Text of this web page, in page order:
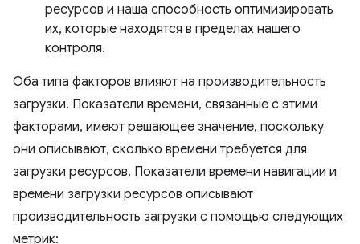
ресурсов и наша способность оптимизировать
их, которые находятся в пределах нашего
контроля.
Оба типа факторов влияют на производительность
загрузки. Показатели времени, связанные с этими
факторами, имеют решающее значение, поскольку
они описывают, сколько времени требуется для
загрузки ресурсов. Показатели времени навигации и
времени загрузки ресурсов описывают
производительность загрузки с помощью следующих
метрик: